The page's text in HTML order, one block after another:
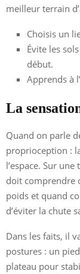
meilleur terrain
Choisis un
Évite les
début.
Apprends à
La
Quand on parle
proprioception :
l’espace. Sur
doit comprendre
poids et quand
d’éviter la chute
Dans les faits, il
postures : un
plateau pour